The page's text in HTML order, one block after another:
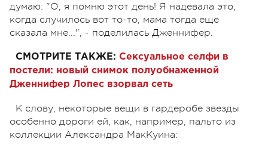
думаю: "О, я помню этот день! Я надевала это,
когда случилось вот то-то, мама тогда еще
сказала мне...", - поделилась Дженнифер.
СМОТРИТЕ ТАКЖЕ: Сексуальное селфи в
постели: новый снимок полуобнаженной
Дженнифер Лопес взорвал сеть
К слову, некоторые вещи в гардеробе звезды
особенно дороги ей, как, например, пальто из
коллекции Александра МакКуина: